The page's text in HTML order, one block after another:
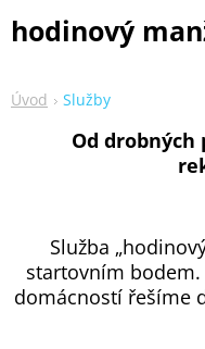
hodinový
Úvod Služby
Od drobných
Služba
startovním
domácností řešíme